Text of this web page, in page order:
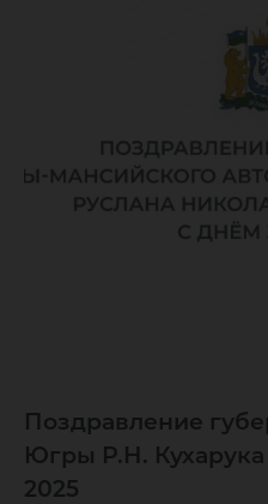
Поздравление
Югры Р.Н.
2025